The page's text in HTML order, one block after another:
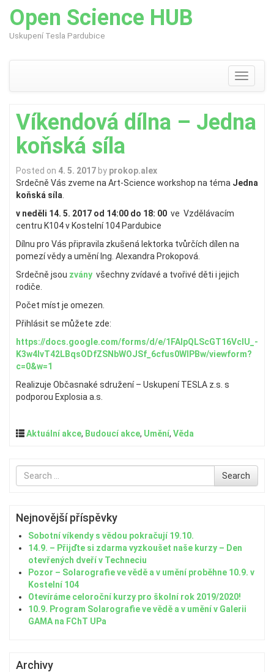
Open Science HUB
Uskupení Tesla Pardubice
Toggle
Víkendová dílna – Jedna
koňská síla
Posted on 4. 5. 2017 by prokop.alex
Srdečně Vás zveme na Art-Science workshop na téma Jedna
koňská síla
v neděli 14. 5. 2017 od 14:00 do 18: 00 ve Vzdělávacím
centru K104 v Kostelní 104 Pardubice
Dílnu pro Vás připravila zkušená lektorka tvůrčích dílen na
pomezí vědy a umění Ing. Alexandra Prokopová.
Srdečně jsou zvány všechny zvídavé a tvořivé děti i jejich
rodiče.
Počet míst je omezen.
Přihlásit se můžete zde:
https://docs.google.com/forms/d/e/1FAIpQLScGT16VcIU_-
K3w4lvT42LBqsODfZSNbWOJSf_6cfus0WIPBw/viewform?
c=0&w=1
Realizuje Občasnaké sdružení – Uskupení TESLA z.s. s
podporou Explosia a.s.
Aktuální akce, Budoucí akce, Umění, Věda
Search
for
Search
Nejnovější příspěvky
Sobotní víkendy s vědou pokračují 19.10.
14.9. – Přijďte si zdarma vyzkoušet naše kurzy – Den
otevřených dveří v Techneciu
Pozor – Solarografie ve vědě a v umění proběhne 10.9. v
Kostelní 104
Otevíráme celoroční kurzy pro školní rok 2019/2020!
10.9. Program Solarografie ve vědě a v umění v Galerii
GAMA na FChT UPa
Archivy